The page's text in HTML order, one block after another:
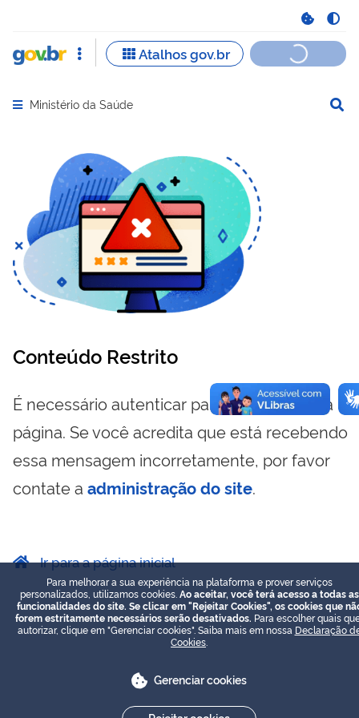
Abrir menu principal de navegação
Ministério da Saúde
Conteúdo Restrito
É necessário autenticar para visualizar essa
página. Se você acredita que está recebendo
essa mensagem incorretamente, por favor
contate a administração do site.
Ir para a página inicial
Para melhorar a sua experiência na plataforma e prover serviços
personalizados, utilizamos cookies. Ao aceitar, você terá acesso a todas as
funcionalidades do site. Se clicar em "Rejeitar Cookies", os cookies que
forem estritamente necessários serão desativados. Para escolher quais
autorizar, clique em "Gerenciar cookies". Saiba mais em nossa Declaração
Cookies
Gerenciar cookies